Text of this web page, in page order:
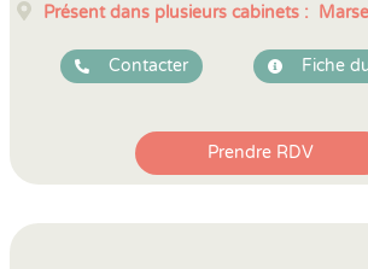
Présent dans plusieurs cabinets :
Contacter Fiche
Prendre RDV